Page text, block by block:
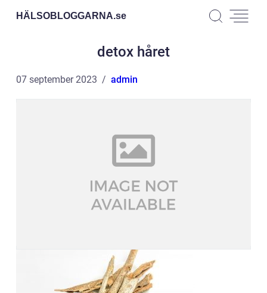
HÄLSOBLOGGARNA.se
detox håret
07 september 2023 admin